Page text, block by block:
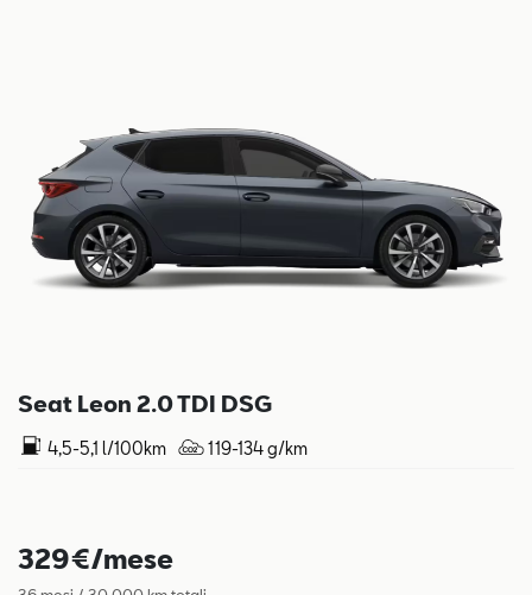
Seat Leon 2.0 TDI DSG
4,5-5,1 l/100km 119-134 g/km
329€/mese